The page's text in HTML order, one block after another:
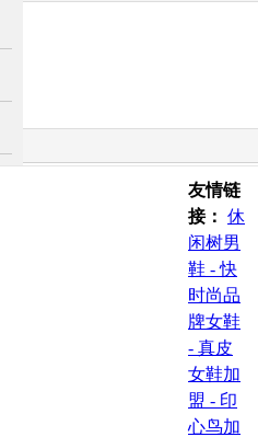
友情链
接： 休
闲树男
鞋 -快
时尚品
牌女鞋
- 真皮
女鞋加
盟 - 印
心鸟加